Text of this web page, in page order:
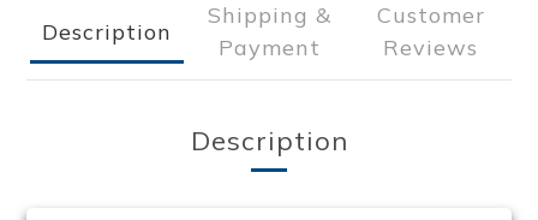
Description
Shipping &
Payment
Customer
Reviews
Description